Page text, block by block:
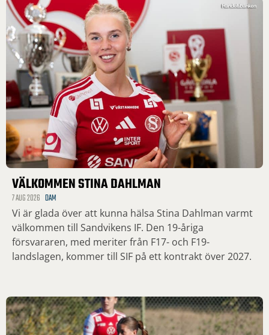
VÄLKOMMEN STINA DAHLMAN
7 AUG 2026 DAM
Vi är glada över att kunna hälsa Stina Dahlman varmt
välkommen till Sandvikens IF. Den 19-åriga
försvararen, med meriter från F17- och F19-
landslagen, kommer till SIF på ett kontrakt över 2027.